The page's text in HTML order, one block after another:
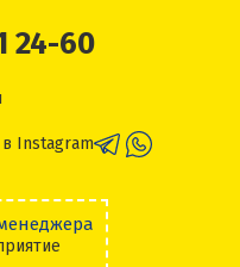
24-60
Instagram